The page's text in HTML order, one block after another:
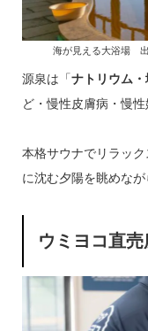
海が見える大浴場
源泉は「ナトリウム
ど・慢性皮膚病・慢
本格サウナでリラッ
に沈む夕陽を眺めなが
ウミヨコ直